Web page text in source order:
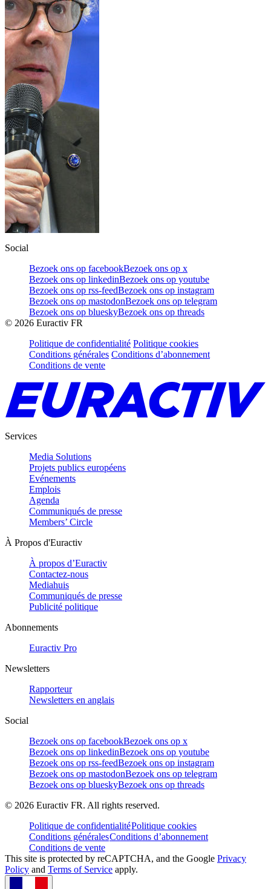
Social
Bezoek ons op facebookBezoek ons op x
Bezoek ons op linkedinBezoek ons op youtube
Bezoek ons op rss-feedBezoek ons op instagram
Bezoek ons op mastodonBezoek ons op telegram
Bezoek ons op blueskyBezoek ons op threads
© 2026 Euractiv FR
Politique de confidentialité Politique cookies
Conditions générales Conditions d’abonnement
Conditions de vente
Services
Media Solutions
Projets publics européens
Evénements
Emplois
Agenda
Communiqués de presse
Members’ Circle
À Propos d'Euractiv
À propos d’Euractiv
Contactez-nous
Mediahuis
Communiqués de presse
Publicité politique
Abonnements
Euractiv Pro
Newsletters
Rapporteur
Newsletters en anglais
Social
Bezoek ons op facebookBezoek ons op x
Bezoek ons op linkedinBezoek ons op youtube
Bezoek ons op rss-feedBezoek ons op instagram
Bezoek ons op mastodonBezoek ons op telegram
Bezoek ons op blueskyBezoek ons op threads
© 2026 Euractiv FR. All rights reserved.
Politique de confidentialitéPolitique cookies
Conditions généralesConditions d’abonnement
Conditions de vente
This site is protected by reCAPTCHA, and the Google Privacy
Policy and Terms of Service apply.